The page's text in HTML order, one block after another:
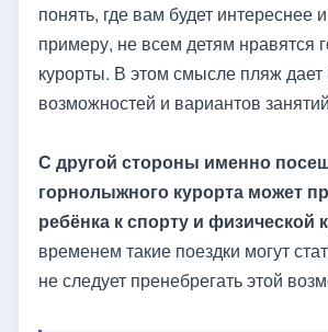
понять, где вам будет интереснее
примеру, не всем детям нравятся
курорты. В этом смысле пляж
возможностей и вариантов
С другой стороны именно
горнолыжного курорта может
ребёнка к спорту и физической
временем такие поездки могут
не следует пренебрегать этой